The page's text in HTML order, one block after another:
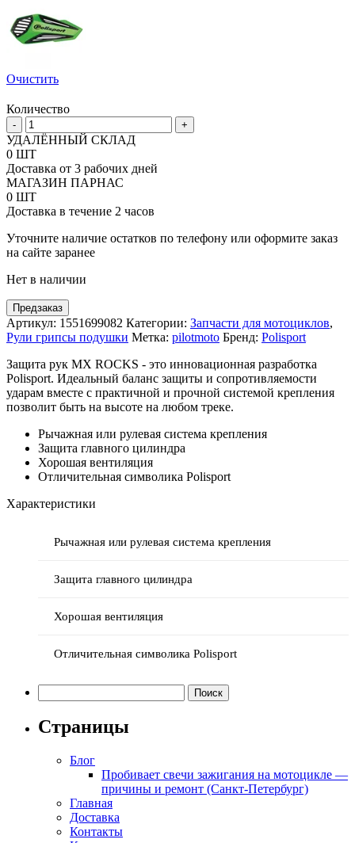
Очистить
Количество
-
Количество
товара
Защита
рук
Polisport
MX
Rocks
комплектом
крепежа
рычаг
и
тормоза
Yamaha
+
УДАЛЁННЫЙ СКЛАД
0 ШТ
Доставка от 3 рабочих дней
МАГАЗИН ПАРНАС
0 ШТ
Доставка в течение 2 часов
Уточните наличие остатков по телефону или оформите заказ
на сайте заранее
Нет в наличии
Предзаказ
Артикул: 1551699082 Категории: Запчасти для мотоциклов,
Рули грипсы подушки Метка: pilotmoto Бренд: Polisport
Защита рук MX ROCKS - это инновационная разработка
Polisport. Идеальный баланс защиты и сопротивляемости
ударам вместе с практичной и прочной системой крепления
позволит быть на высоте на любом треке.
Рычажная или рулевая система крепления
Защита главного цилиндра
Хорошая вентиляция
Отличительная символика Polisport
Характеристики
Рычажная или рулевая система крепления
Защита главного цилиндра
Хорошая вентиляция
Отличительная символика Polisport
Страницы
Блог
Пробивает свечи зажигания на мотоцикле —
причины и ремонт (Санкт-Петербург)
Главная
Доставка
Контакты